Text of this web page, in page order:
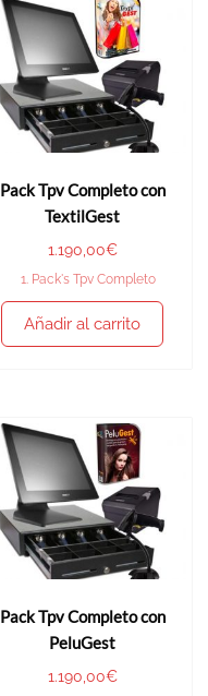
Pack Tpv Completo con
TextilGest
1.190,00€
1. Pack's Tpv Completo
Añadir al carrito
Pack Tpv Completo con
PeluGest
1.190,00€